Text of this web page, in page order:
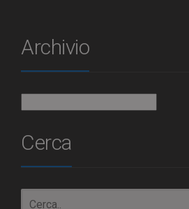
Archivio
Cerca